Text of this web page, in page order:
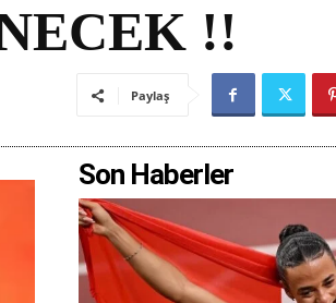
!!
Paylaş
Son Haberler